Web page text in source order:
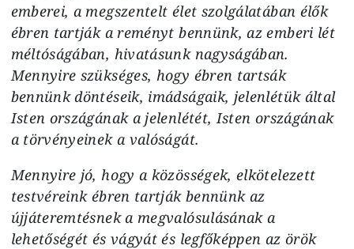
emberei, a megszentelt élet szolgálatában élők
ébren tartják a reményt bennünk, az emberi lét
méltóságában, hivatásunk nagyságában.
Mennyire szükséges, hogy ébren tartsák
bennünk döntéseik, imádságaik, jelenlétük által
Isten országának a jelenlétét, Isten országának
a törvényeinek a valóságát.
Mennyire jó, hogy a közösségek, elkötelezett
testvéreink ébren tartják bennünk az
újjáteremtésnek a megvalósulásának a
lehetőségét és vágyát és legfőképpen az örök